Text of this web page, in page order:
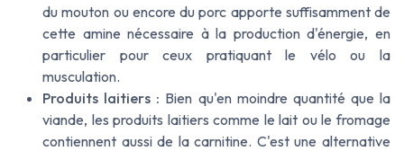
du mouton ou encore du porc apporte suffisamment de
cette amine nécessaire à la production d'énergie, en
particulier pour ceux pratiquant le vélo ou la
musculation.
Produits laitiers : Bien qu'en moindre quantité que la
viande, les produits laitiers comme le lait ou le fromage
contiennent aussi de la carnitine. C'est une alternative